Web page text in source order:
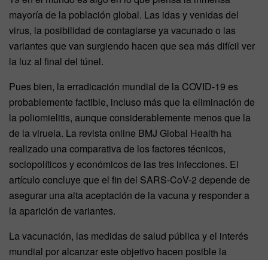
mayoría de la población global. Las idas y venidas del
virus, la posibilidad de contagiarse ya vacunado o las
variantes que van surgiendo hacen que sea más difícil ver
la luz al final del túnel.
Pues bien, la erradicación mundial de la COVID-19 es
probablemente factible, incluso más que la eliminación de
la poliomielitis, aunque considerablemente menos que la
de la viruela. La revista online BMJ Global Health ha
realizado una comparativa de los factores técnicos,
sociopolíticos y económicos de las tres infecciones. El
artículo concluye que el fin del SARS-CoV-2 depende de
asegurar una alta aceptación de la vacuna y responder a
la aparición de variantes.
La vacunación, las medidas de salud pública y el interés
mundial por alcanzar este objetivo hacen posible la